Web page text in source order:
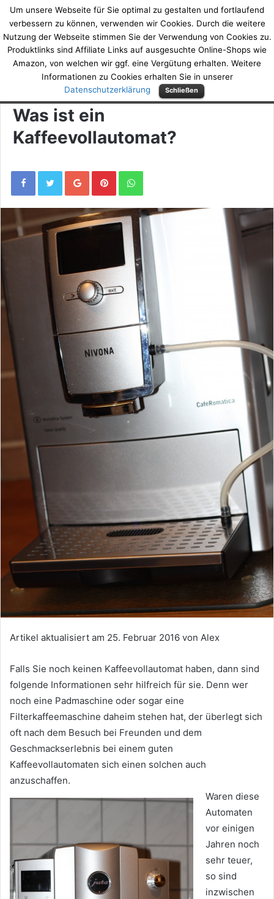
Was ist ein
Kaffeevollautomat?
Google+PinterestWhatsApp
Artikel aktualisiert am 25. Februar 2016 von Alex
Falls Sie noch keinen Kaffeevollautomat haben, dann sind
folgende Informationen sehr hilfreich für sie. Denn wer
noch eine Padmaschine oder sogar eine
Filterkaffeemaschine daheim stehen hat, der überlegt sich
oft nach dem Besuch bei Freunden und dem
Geschmackserlebnis bei einem guten
Kaffeevollautomaten sich einen solchen auch
anzuschaffen.
Waren diese
Automaten
vor einigen
Jahren noch
sehr teuer,
so sind
inzwischen
Um unsere Webseite für Sie optimal zu gestalten und fortlaufend
verbessern zu können, verwenden wir Cookies. Durch die weitere
Nutzung der Webseite stimmen Sie der Verwendung von Cookies zu.
Produktlinks sind Affiliate Links auf ausgesuchte Online-Shops wie
Amazon, von welchen wir ggf. eine Vergütung erhalten. Weitere
Informationen zu Cookies erhalten Sie in unserer
Datenschutzerklärung
Schließen